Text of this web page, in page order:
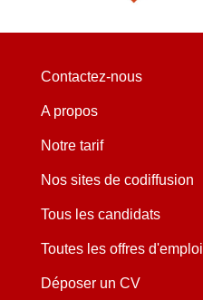
Contactez-nous
A propos
Notre tarif
Nos sites de codiffusion
Tous les candidats
Toutes les offres d'emploi
Déposer un CV